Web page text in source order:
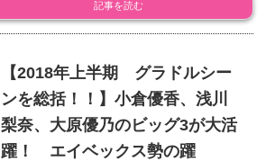
記事を読む
【2018年上半期 グラドルシー
ンを総括！！】小倉優香、浅川
梨奈、大原優乃のビッグ3が大活
躍！ エイベックス勢の躍